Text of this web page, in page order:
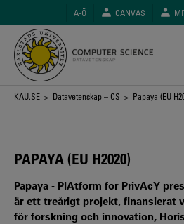
huvudinnehåll
A-Ö CANVAS
Länkstig
KAU.SE > Datavetenskap – CS > Papaya (EU
PAPAYA (EU H2020)
Papaya - PlAtform for PrivAcY
är ett treårigt projekt, finansierat
för forskning och innovation,